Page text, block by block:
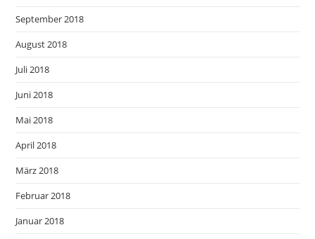
September 2018
August 2018
Juli 2018
Juni 2018
Mai 2018
April 2018
März 2018
Februar 2018
Januar 2018